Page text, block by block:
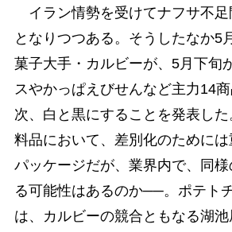
イラン情勢を受けてナフサ不足
となりつつある。そうしたなか5
菓子大手・カルビーが、5月下旬
スやかっぱえびせんなど主力14
次、白と黒にすることを発表し
料品において、差別化のために
パッケージだが、業界内で、同
る可能性はあるのか──。ポテト
は、カルビーの競合ともなる湖